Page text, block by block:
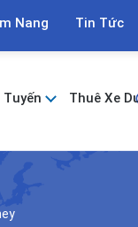
Nang Tin Tức
Tuyến Thuê Xe